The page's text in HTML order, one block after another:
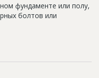
фундаменте или полу,
болтов или